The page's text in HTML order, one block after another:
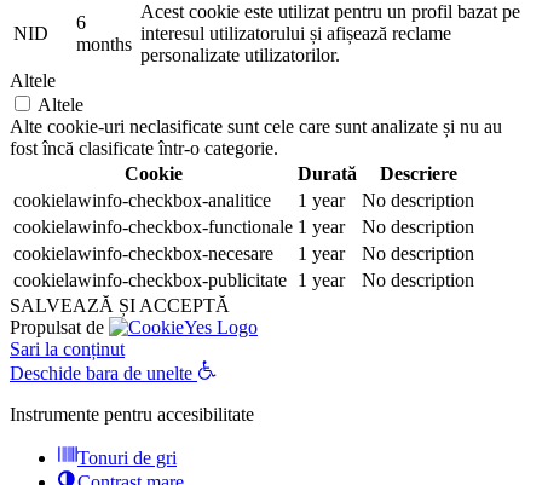
NID
6
months
Acest cookie este utilizat pentru un profil bazat pe
interesul utilizatorului și afișează reclame
personalizate utilizatorilor.
Altele
Altele
Alte cookie-uri neclasificate sunt cele care sunt analizate și nu au
fost încă clasificate într-o categorie.
Cookie
Durată
Descriere
cookielawinfo-checkbox-analitice
1 year
No description
cookielawinfo-checkbox-functionale 1 year
No description
cookielawinfo-checkbox-necesare
1 year
No description
cookielawinfo-checkbox-publicitate 1 year
No description
SALVEAZĂ ȘI ACCEPTĂ
Propulsat de
Sari la conținut
Deschide bara de unelte
Instrumente pentru accesibilitate
Tonuri de gri